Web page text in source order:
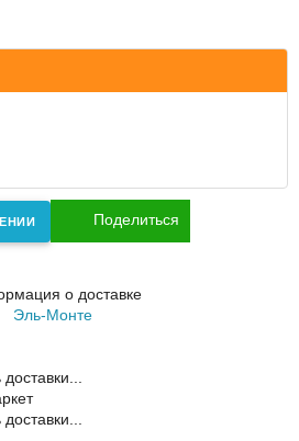
Поделиться
о доставке
Эль-Монте